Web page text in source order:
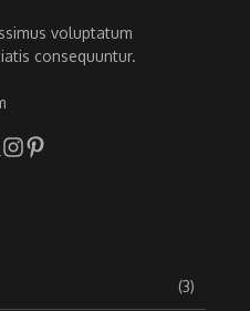
voluptatum
consequuntur.
(3)